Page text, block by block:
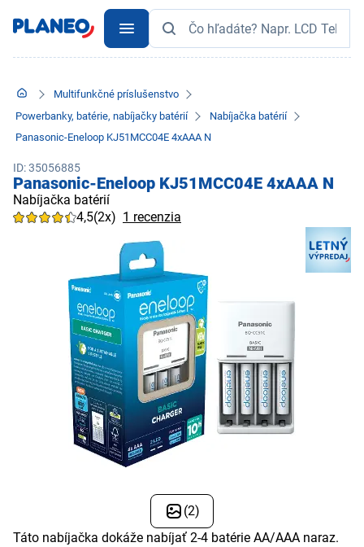
Multifunkčné príslušenstvo
Powerbanky, batérie, nabíjačky batérií
Nabíjačka batérií
Panasonic-Eneloop KJ51MCC04E 4xAAA N
ID: 35056885
Panasonic-Eneloop KJ51MCC04E 4xAAA N
Nabíjačka batérií
4,5(2x) 1 recenzia
(2)
Táto nabíjačka dokáže nabíjať 2-4 batérie AA/AAA naraz.